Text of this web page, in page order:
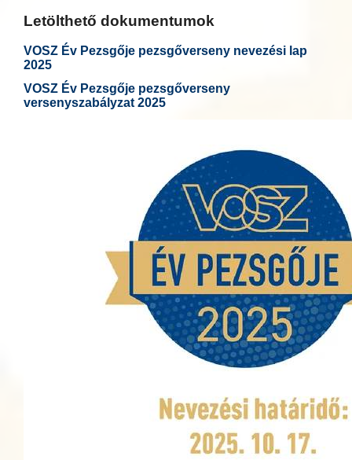
Letölthető dokumentumok
VOSZ Év Pezsgője pezsgőverseny nevezési lap
2025
VOSZ Év Pezsgője pezsgőverseny
versenyszabályzat 2025